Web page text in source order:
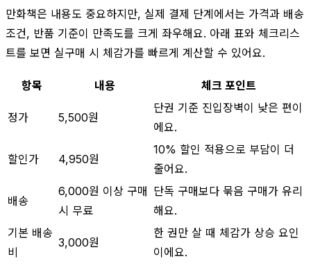
만화책은 내용도 중요하지만, 실제 결제 단계에서는 가격과 배송
조건, 반품 기준이 만족도를 크게 좌우해요. 아래 표와 체크리스
트를 보면 실구매 시 체감가를 빠르게 계산할 수 있어요.
항목 내용 체크 포인트
정가 5,500원
단권 기준 진입장벽이 낮은 편이
에요.
할인가 4,950원
10% 할인 적용으로 부담이 더
줄어요.
배송
6,000원 이상 구매
시 무료
단독 구매보다 묶음 구매가 유리
해요.
기본 배송
비
3,000원
한 권만 살 때 체감가 상승 요인
이에요.